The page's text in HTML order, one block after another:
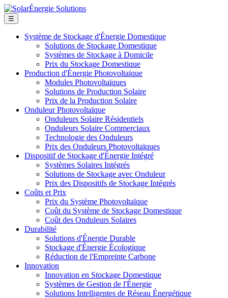
☰
Système de Stockage d'Énergie Domestique
Solutions de Stockage Domestique
Systèmes de Stockage à Domicile
Prix du Stockage Domestique
Production d'Énergie Photovoltaïque
Modules Photovoltaïques
Solutions de Production Solaire
Prix de la Production Solaire
Onduleur Photovoltaïque
Onduleurs Solaire Résidentiels
Onduleurs Solaire Commerciaux
Technologie des Onduleurs
Prix des Onduleurs Photovoltaïques
Dispositif de Stockage d'Énergie Intégré
Systèmes Solaires Intégrés
Solutions de Stockage avec Onduleur
Prix des Dispositifs de Stockage Intégrés
Coûts et Prix
Prix du Système Photovoltaïque
Coût du Système de Stockage Domestique
Coût des Onduleurs Solaires
Durabilité
Solutions d'Énergie Durable
Stockage d'Énergie Écologique
Réduction de l'Empreinte Carbone
Innovation
Innovation en Stockage Domestique
Systèmes de Gestion de l'Énergie
Solutions Intelligentes de Réseau Énergétique